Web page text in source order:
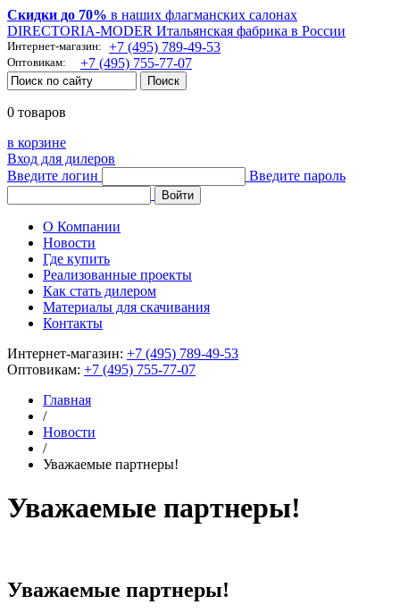
Скидки до 70% в наших флагманских салонах
DIRECTORIA-MODER Итальянская фабрика в России
Интернет-магазин: +7 (495) 789-49-53
Оптовикам: +7 (495) 755-77-07
0 товаров
в корзине
Вход для дилеров
Введите логин
Введите пароль
О Компании
Новости
Где купить
Реализованные проекты
Как стать дилером
Материалы для скачивания
Контакты
Интернет-магазин: +7 (495) 789-49-53
Оптовикам: +7 (495) 755-77-07
Главная
/
Новости
/
Уважаемые партнеры!
Уважаемые партнеры!
Уважаемые партнеры!